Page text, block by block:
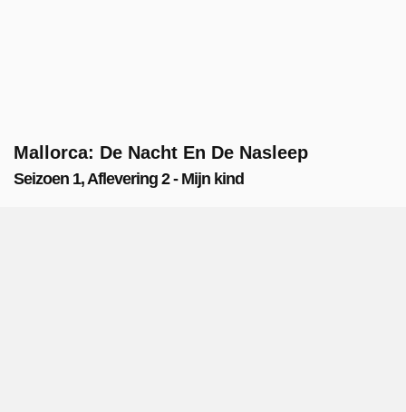
Mallorca: De Nacht En De Nasleep
Seizoen 1, Aflevering 2 - Mijn kind